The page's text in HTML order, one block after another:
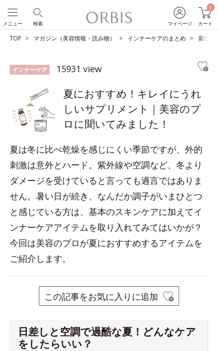
マイページ
0
カート
検索
メニュー
TOP マガジン（美容情報・読み物） インナーケアのまとめ 夏にお
インナーケア 15931 view
夏におすすめ！キレイにうれ
しいサプリメント｜美容のプ
ロに聞いてみました！
夏は冬に比べ乾燥を感じにくい季節ですが、外的
刺激は意外とハード。紫外線や空調など、冬より
ダメージを受けていると言っても過言ではありま
せん。暑い日が続き、なんだか調子がいまひとつ
と感じている方は、基本のスキンケアに加えてイ
ンナーケアアイテムを取り入れてみてはいかが？
今回は美容のプロが夏におすすめするアイテムを
ご紹介します。
この記事をお気に入りに追加
日差しと空調で過酷な夏！どんなケア
をしたらいい？